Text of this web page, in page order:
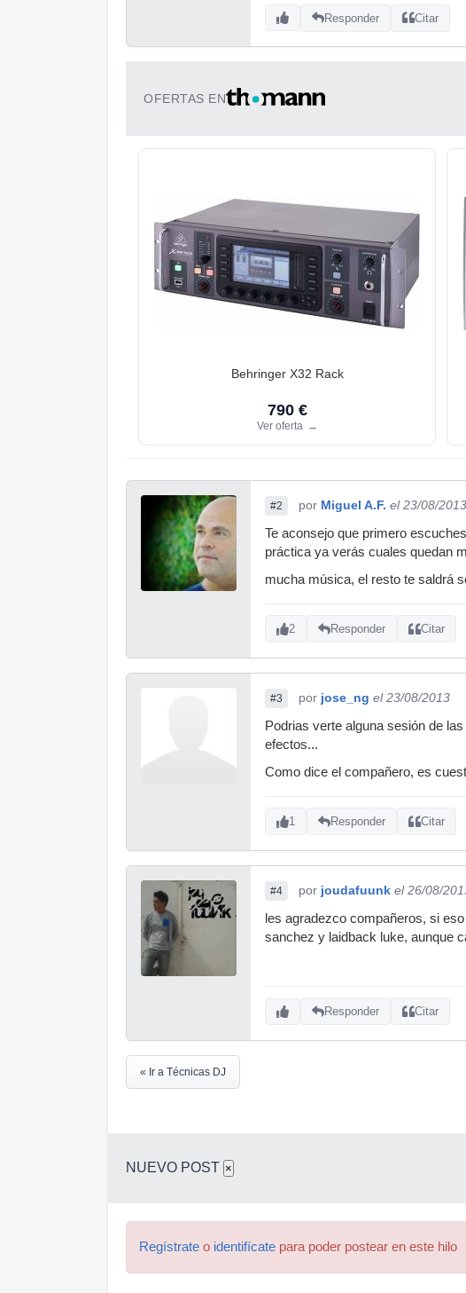
Responder Citar
OFERTAS EN
Behringer X32 Rack
790 €
Ver oferta →
#2 por Miguel A.F. el 23/08/2013
Te aconsejo que primero
práctica ya verás cuales quedan
mucha música, el resto te saldrá
2 Responder Citar
#3 por jose_ng el 23/08/2013
Podrias verte alguna sesión de
efectos...
Como dice el compañero, es
1 Responder Citar
#4 por joudafuunk el 26/08/
les agradezco compañeros, si
sanchez y laidback luke, aunque
Responder Citar
« Ir a Técnicas DJ
NUEVO POST ×
Regístrate o identifícate para poder postear en este hilo